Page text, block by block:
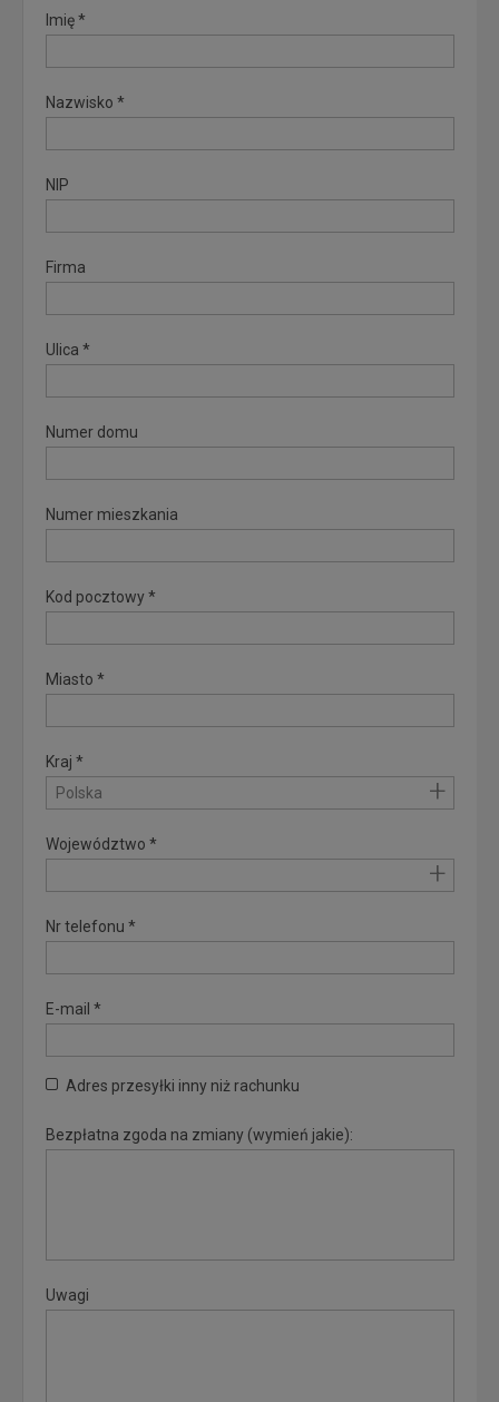
Imię *
Nazwisko *
NIP
Firma
Ulica *
Numer domu
Numer mieszkania
Kod pocztowy *
Miasto *
Kraj *
Polska
+
Województwo *
+
Nr telefonu *
E-mail *
Adres przesyłki inny niż rachunku
Bezpłatna zgoda na zmiany (wymień jakie):
Uwagi